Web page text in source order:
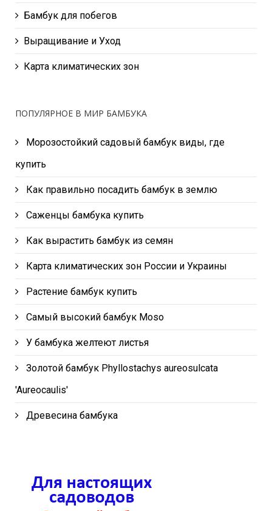
Бамбук для побегов
Выращивание и Уход
Карта климатических зон
ПОПУЛЯРНОЕ В МИР БАМБУКА
Морозостойкий садовый бамбук виды, где
купить
Как правильно посадить бамбук в землю
Саженцы бамбука купить
Как вырастить бамбук из семян
Карта климатических зон России и Украины
Растение бамбук купить
Самый высокий бамбук Moso
У бамбука желтеют листья
Золотой бамбук Phyllostachys aureosulcata
'Aureocaulis'
Древесина бамбука